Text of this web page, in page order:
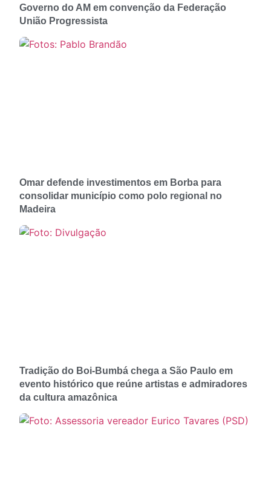
Governo do AM em convenção da Federação
União Progressista
Omar defende investimentos em Borba para
consolidar município como polo regional no
Madeira
Tradição do Boi-Bumbá chega a São Paulo em
evento histórico que reúne artistas e admiradores
da cultura amazônica